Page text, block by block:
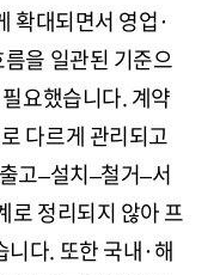
확대되면서 영업·
을 일관된 기준으
요했습니다. 계약
다르게 관리되고
고–설치–철거–서
로 정리되지 않아 프
다. 또한 국내·해